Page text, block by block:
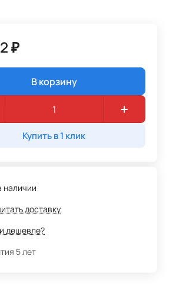
₽
В корзину
Купить в 1 клик
наличии
доставку
дешевле?
5 лет